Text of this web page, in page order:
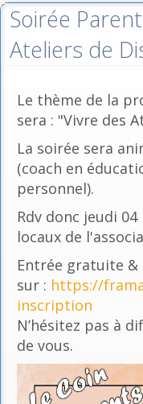
Soirée
Ateliers de
Le thème de la
sera : "Vivre des
La soirée sera
(coach en
personnel).
Rdv donc jeudi
locaux de
Entrée gratuite
sur : https://
inscription
N’hésitez pas à
de vous.